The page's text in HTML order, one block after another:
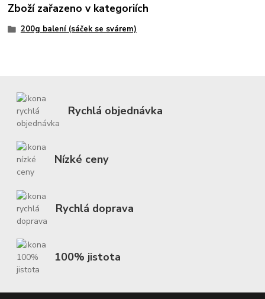
Zboží zařazeno v kategoriích
200g balení (sáček se svárem)
Rychlá objednávka
Nízké ceny
Rychlá doprava
100% jistota